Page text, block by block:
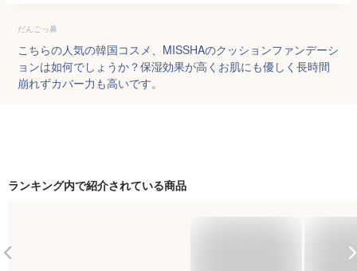
だんごっ鼻
こちらの人気の韓国コスメ、MISSHAのクッションファンデーシ
ョンは如何でしょうか？保湿効果が高くお肌にも優しく長時間
崩れずカバー力も高いです。
ランキング内で紹介されている商品